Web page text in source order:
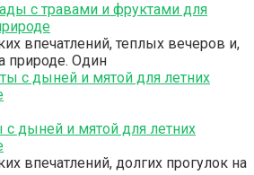
с травами и фруктами для
впечатлений, теплых вечеров и,
природе. Один
дыней и мятой для летних
впечатлений, долгих прогулок на